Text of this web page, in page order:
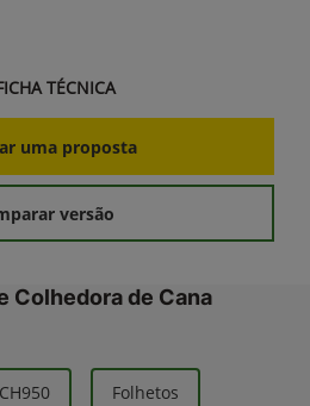
TÉCNICA
uma proposta
versão
Colhedora de Cana
CH950 Folhetos